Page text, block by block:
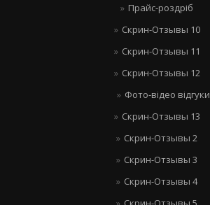
Прайс-роздріб
Скрин-Отзывы 10
Скрин-Отзывы 11
Скрин-Отзывы 12
Фото-відео відгуки
Скрин-Отзывы 13
Скрин-Отзывы 2
Скрин-Отзывы 3
Скрин-Отзывы 4